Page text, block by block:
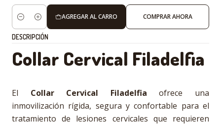
Cantidad
AGREGAR AL CARRO COMPRAR AHORA
DESCRIPCIÓN
Collar Cervical Filadelfia
El Collar Cervical Filadelfia ofrece una
inmovilización rígida, segura y confortable para el
tratamiento de lesiones cervicales que requieren